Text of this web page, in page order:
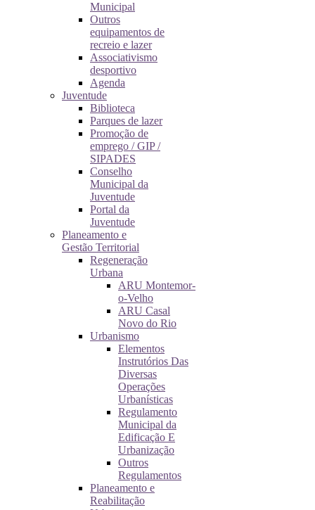
Municipal
Outros
equipamentos de
recreio e lazer
Associativismo
desportivo
Agenda
Juventude
Biblioteca
Parques de lazer
Promoção de
emprego / GIP /
SIPADES
Conselho
Municipal da
Juventude
Portal da
Juventude
Planeamento e
Gestão Territorial
Regeneração
Urbana
ARU Montemor-
o-Velho
ARU Casal
Novo do Rio
Urbanismo
Elementos
Instrutórios Das
Diversas
Operações
Urbanísticas
Regulamento
Municipal da
Edificação E
Urbanização
Outros
Regulamentos
Planeamento e
Reabilitação